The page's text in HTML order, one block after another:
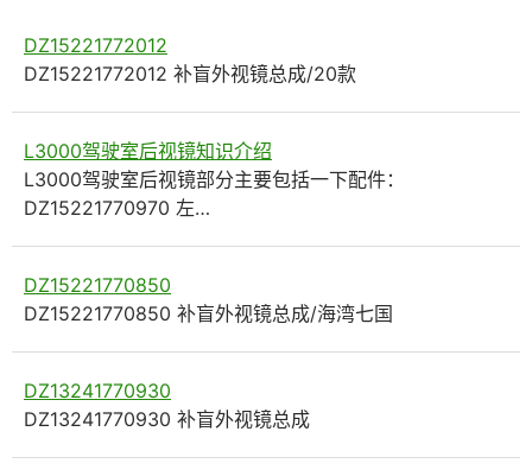
DZ15221772012
DZ15221772012 补盲外视镜总成/20款
L3000驾驶室后视镜知识介绍
L3000驾驶室后视镜部分主要包括一下配件：
DZ15221770970 左…
DZ15221770850
DZ15221770850 补盲外视镜总成/海湾七国
DZ13241770930
DZ13241770930 补盲外视镜总成